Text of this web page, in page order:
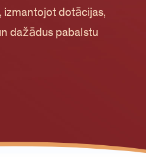
izmantojot dotācijas,
dažādus pabalstu